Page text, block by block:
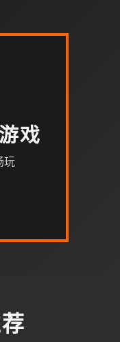
戏
玩